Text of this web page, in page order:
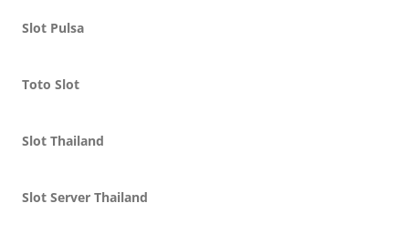
Slot Pulsa
Toto Slot
Slot Thailand
Slot Server Thailand